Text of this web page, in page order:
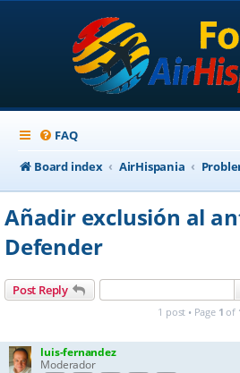
FAQ
Board index
AirHispania
Añadir exclusión al
Defender
Post Reply
1 post • Page 1 of
luis-fernandez
Moderador